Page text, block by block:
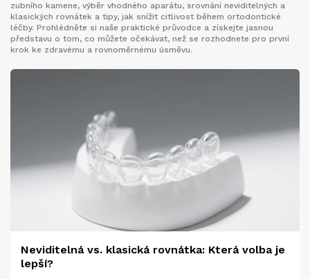
zubního kamene, výběr vhodného aparátu, srovnání neviditelných a
klasických rovnátek a tipy, jak snížit citlivost během ortodontické
léčby. Prohlédněte si naše praktické průvodce a získejte jasnou
představu o tom, co můžete očekávat, než se rozhodnete pro první
krok ke zdravému a rovnoměrnému úsměvu.
Neviditelná vs. klasická rovnátka: Která volba je
lepší?